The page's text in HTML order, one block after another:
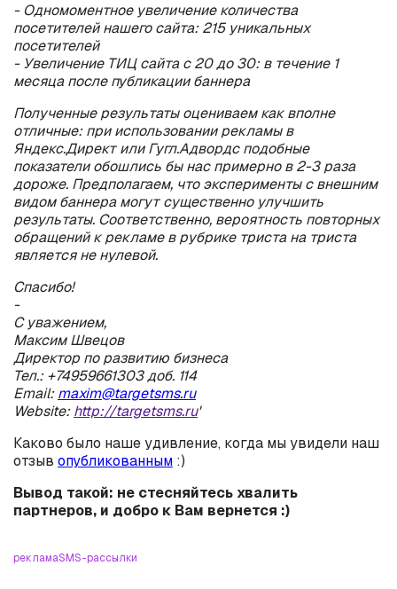
- Одномоментное увеличение количества
посетителей нашего сайта: 215 уникальных
посетителей
- Увеличение ТИЦ сайта с 20 до 30: в течение 1
месяца после публикации баннера
Полученные результаты оцениваем как вполне
отличные: при использовании рекламы в
Яндекс.Директ или Гугл.Адвордс подобные
показатели обошлись бы нас примерно в 2-3 раза
дороже. Предполагаем, что эксперименты с внешним
видом баннера могут существенно улучшить
результаты. Соответственно, вероятность повторных
обращений к рекламе в рубрике триста на триста
является не нулевой.
Спасибо!
-
С уважением,
Максим Швецов
Директор по развитию бизнеса
Тел.: +74959661303 доб. 114
Email:maxim@targetsms.ru
Website:http://targetsms.ru'
Каково было наше удивление, когда мы увидели наш
отзыв опубликованным :)
Вывод такой: не стесняйтесь хвалить
партнеров, и добро к Вам вернется :)
рекламаSMS-рассылки